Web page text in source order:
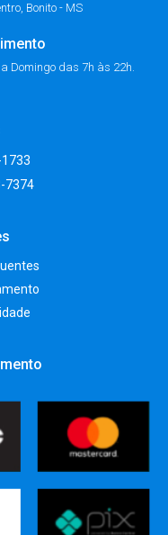
Bonito - MS
Domingo das 7h às 22h.
7374